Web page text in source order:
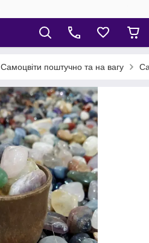
Самоцвіти поштучно та на вагу